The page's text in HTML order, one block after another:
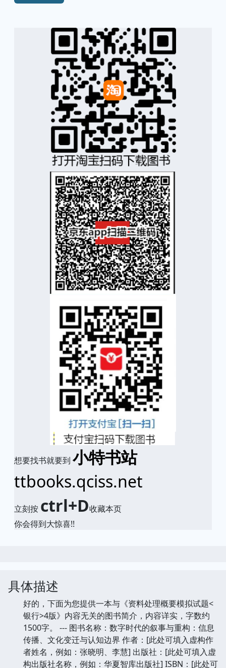
想要找书就要到 小特书站
ttbooks.qciss.net
立刻按 ctrl+D收藏本页
你会得到大惊喜!!
具体描述
好的，下面为您提供一本与《资料处理概要模拟试题<
银行>4版》内容无关的图书简介，内容详实，字数约
1500字。 --- 图书名称：数字时代的叙事与重构：信息
传播、文化变迁与认知边界 作者：[此处可填入虚构作
者姓名，例如：张晓明、李慧] 出版社：[此处可填入虚
构出版社名称，例如：华夏智库出版社] ISBN：[此处可